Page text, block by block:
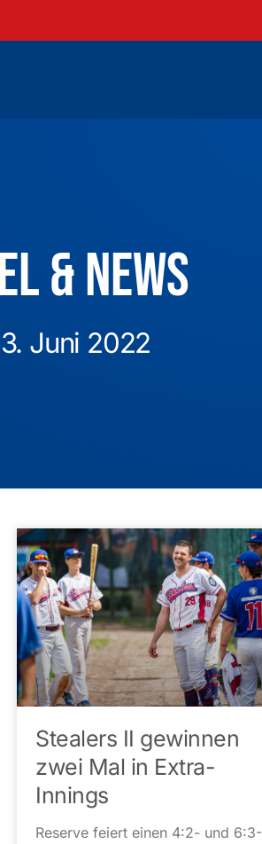
& News
Juni 2022
Stealers II gewinnen
zwei Mal in Extra-
Innings
Reserve feiert einen 4:2- und 6:3-